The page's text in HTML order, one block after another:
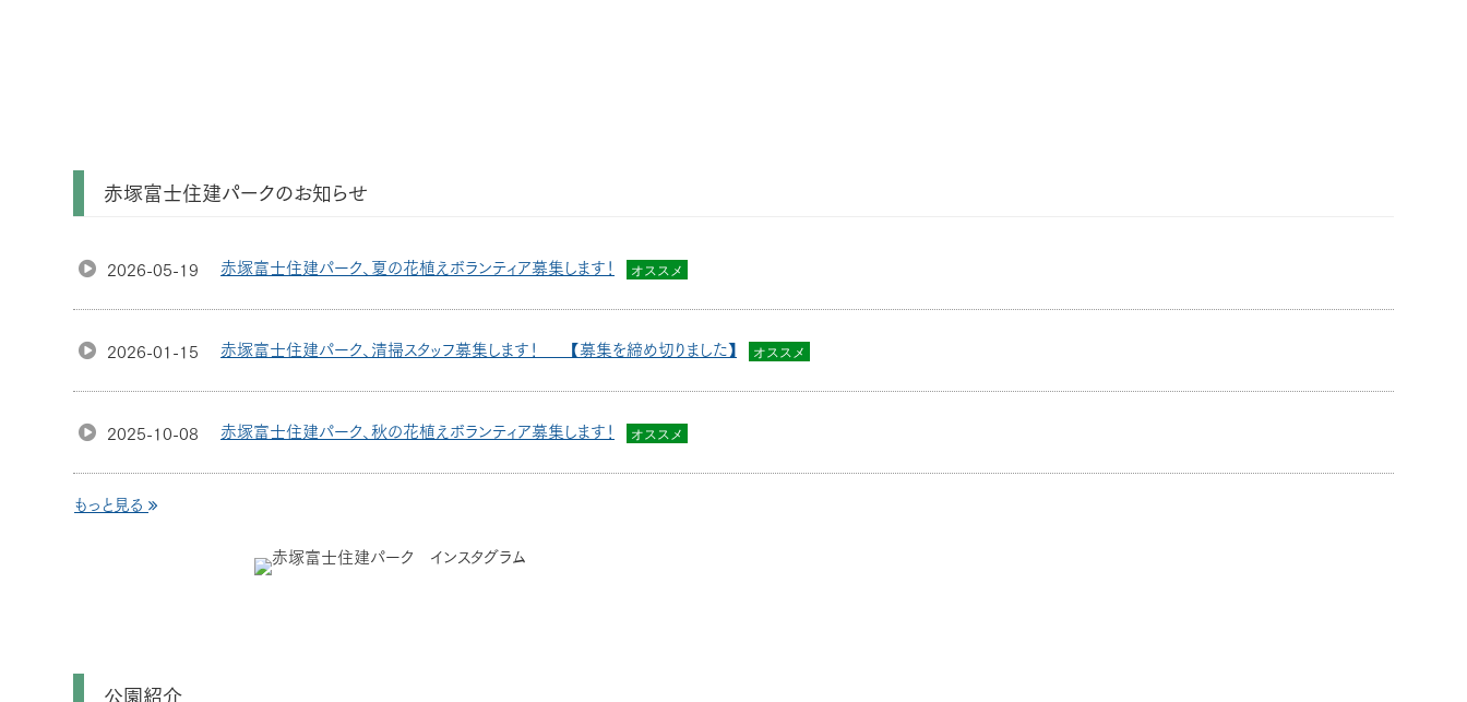
赤塚富士住建パークのお知らせ
2026-05-19 赤塚富士住建パーク、夏の花植えボランティア募集します！ オススメ
2026-01-15 赤塚富士住建パーク、清掃スタッフ募集します！ 【募集を締め切りました】 オススメ
2025-10-08 赤塚富士住建パーク、秋の花植えボランティア募集します！ オススメ
もっと見る
公園紹介